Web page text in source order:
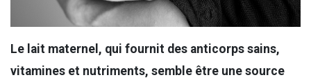
Le lait maternel, qui fournit des anticorps sains,
vitamines et nutriments, semble être une source